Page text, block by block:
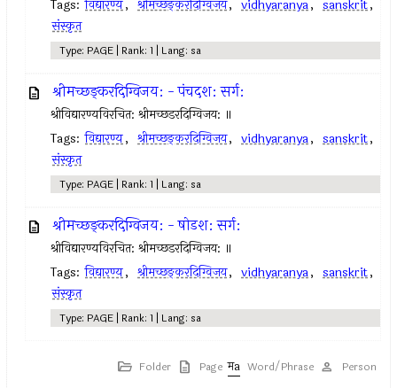
Tags: विद्यारण्य, श्रीमच्छङ्करदिग्विजय, vidhyaranya, sanskrit,
संस्कृत
Type: PAGE | Rank: 1 | Lang: sa
श्रीमच्छङ्करदिग्विजय: - पंचदश: सर्ग:
श्रीविद्यारण्यविरचित: श्रीमच्छडरदिग्विजय: ॥
Tags: विद्यारण्य, श्रीमच्छङ्करदिग्विजय, vidhyaranya, sanskrit,
संस्कृत
Type: PAGE | Rank: 1 | Lang: sa
श्रीमच्छङ्करदिग्विजय: - षोडश: सर्ग:
श्रीविद्यारण्यविरचित: श्रीमच्छडरदिग्विजय: ॥
Tags: विद्यारण्य, श्रीमच्छङ्करदिग्विजय, vidhyaranya, sanskrit,
संस्कृत
Type: PAGE | Rank: 1 | Lang: sa
Folder Page Word/Phrase Person